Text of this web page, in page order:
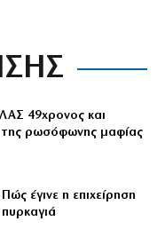
49χρονος και
της ρωσόφωνης μαφίας
έγινε η επιχείρηση